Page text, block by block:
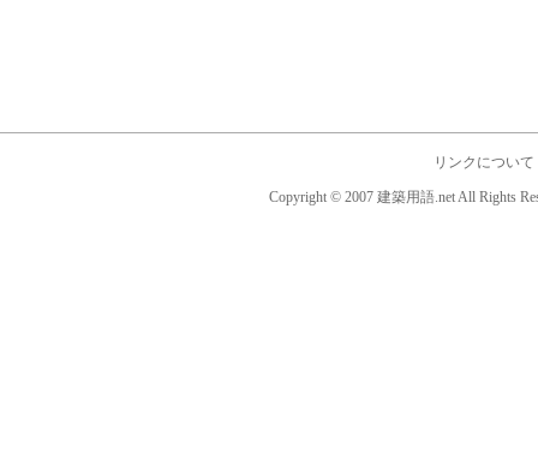
リンクについて
Copyright © 2007 建築用語.net All Rights